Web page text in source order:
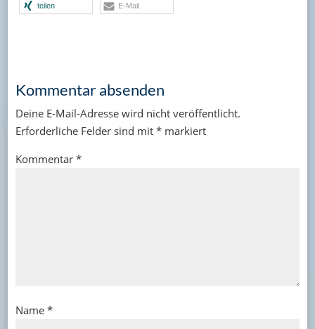
teilen E-Mail
Kommentar absenden
Deine E-Mail-Adresse wird nicht veröffentlicht.
Erforderliche Felder sind mit *markiert
Kommentar *
Name *